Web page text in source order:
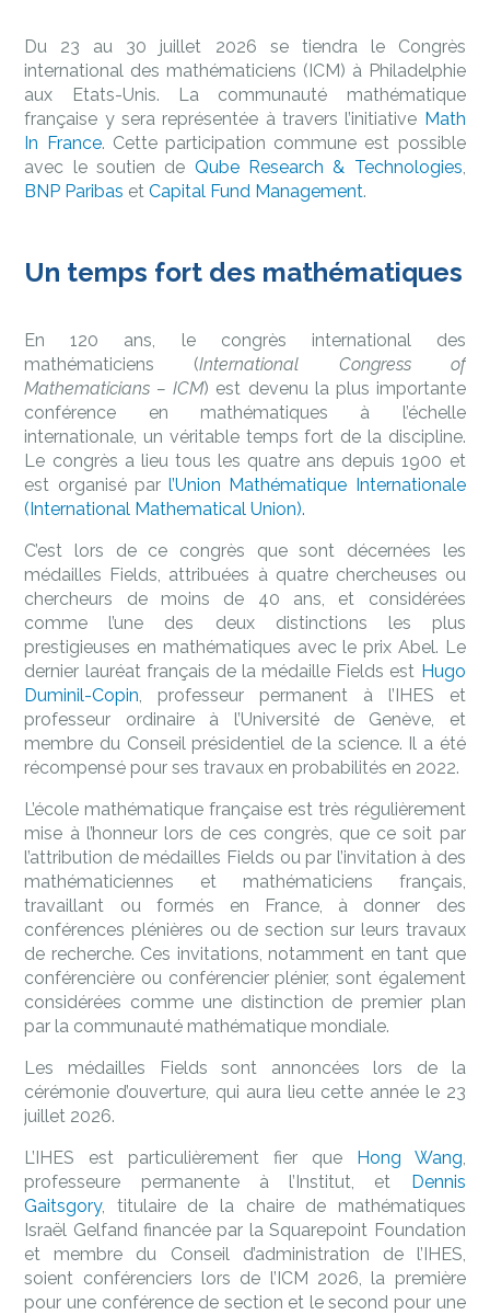
Du 23 au 30 juillet 2026 se tiendra le Congrès
international des mathématiciens (ICM) à Philadelphie
aux Etats-Unis. La communauté mathématique
française y sera représentée à travers l’initiative Math
In France. Cette participation commune est possible
avec le soutien de Qube Research & Technologies,
BNP Paribas etCapital Fund Management.
Un temps fort des mathématiques
En 120 ans, le congrès international des
mathématiciens (International Congress of
Mathematicians – ICM) est devenu la plus importante
conférence en mathématiques à l’échelle
internationale, un véritable temps fort de la discipline.
Le congrès a lieu tous les quatre ans depuis 1900 et
est organisé parl’Union Mathématique Internationale
(International Mathematical Union).
C’est lors de ce congrès que sont décernées les
médailles Fields, attribuées à quatre chercheuses ou
chercheurs de moins de 40 ans, et considérées
comme l’une des deux distinctions les plus
prestigieuses en mathématiques avec le prix Abel. Le
dernier lauréat français de la médaille Fields est Hugo
Duminil-Copin, professeur permanent à l’IHES et
professeur ordinaire à l’Université de Genève, et
membre du Conseil présidentiel de la science. Il a été
récompensé pour ses travaux en probabilités en 2022.
L’école mathématique française est très régulièrement
mise à l’honneur lors de ces congrès, que ce soit par
l’attribution de médailles Fields ou par l’invitation à des
mathématiciennes et mathématiciens français,
travaillant ou formés en France, à donner des
conférences plénières ou de section sur leurs travaux
de recherche. Ces invitations, notamment en tant que
conférencière ou conférencier plénier, sont également
considérées comme une distinction de premier plan
par la communauté mathématique mondiale.
Les médailles Fields sont annoncées lors de la
cérémonie d’ouverture, qui aura lieu cette année le 23
juillet 2026.
L’IHES est particulièrement fier que Hong Wang,
professeure permanente à l’Institut, et Dennis
Gaitsgory, titulaire de la chaire de mathématiques
Israël Gelfand financée par la Squarepoint Foundation
et membre du Conseil d’administration de l’IHES,
soient conférenciers lors de l’ICM 2026, la première
pour une conférence de section et le second pour une